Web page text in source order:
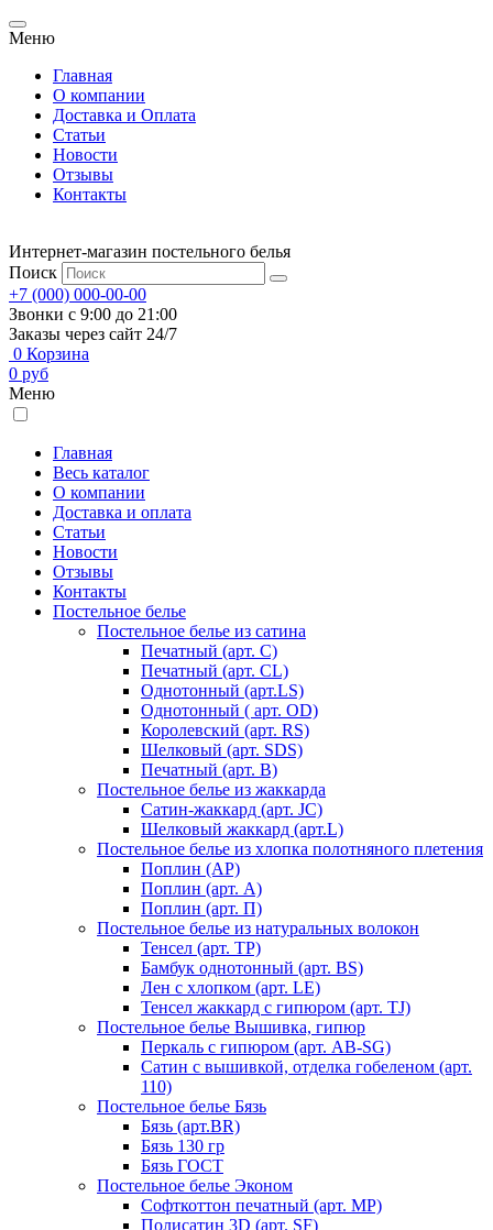
Меню
Главная
О компании
Доставка и Оплата
Статьи
Новости
Отзывы
Контакты
Интернет-магазин постельного белья
Поиск
+7 (000) 000-00-00
Звонки с 9:00 до 21:00
Заказы через сайт 24/7
0 Корзина
0 руб
Меню
Главная
Весь каталог
О компании
Доставка и оплата
Статьи
Новости
Отзывы
Контакты
Постельное белье
Постельное белье из сатина
Печатный (арт. С)
Печатный (арт. СL)
Однотонный (арт.LS)
Однотонный ( арт. OD)
Королевский (арт. RS)
Шелковый (арт. SDS)
Печатный (арт. В)
Постельное белье из жаккарда
Сатин-жаккард (арт. JC)
Шелковый жаккард (арт.L)
Постельное белье из хлопка полотняного плетения
Поплин (AP)
Поплин (арт. А)
Поплин (арт. П)
Постельное белье из натуральных волокон
Тенсел (арт. ТР)
Бамбук однотонный (арт. BS)
Лен с хлопком (арт. LE)
Тенсел жаккард с гипюром (арт. TJ)
Постельное белье Вышивка, гипюр
Перкаль с гипюром (арт. AB-SG)
Сатин с вышивкой, отделка гобеленом (арт.
110)
Постельное белье Бязь
Бязь (арт.BR)
Бязь 130 гр
Бязь ГОСТ
Постельное белье Эконом
Софткоттон печатный (арт. MР)
Полисатин 3D (арт. SF)